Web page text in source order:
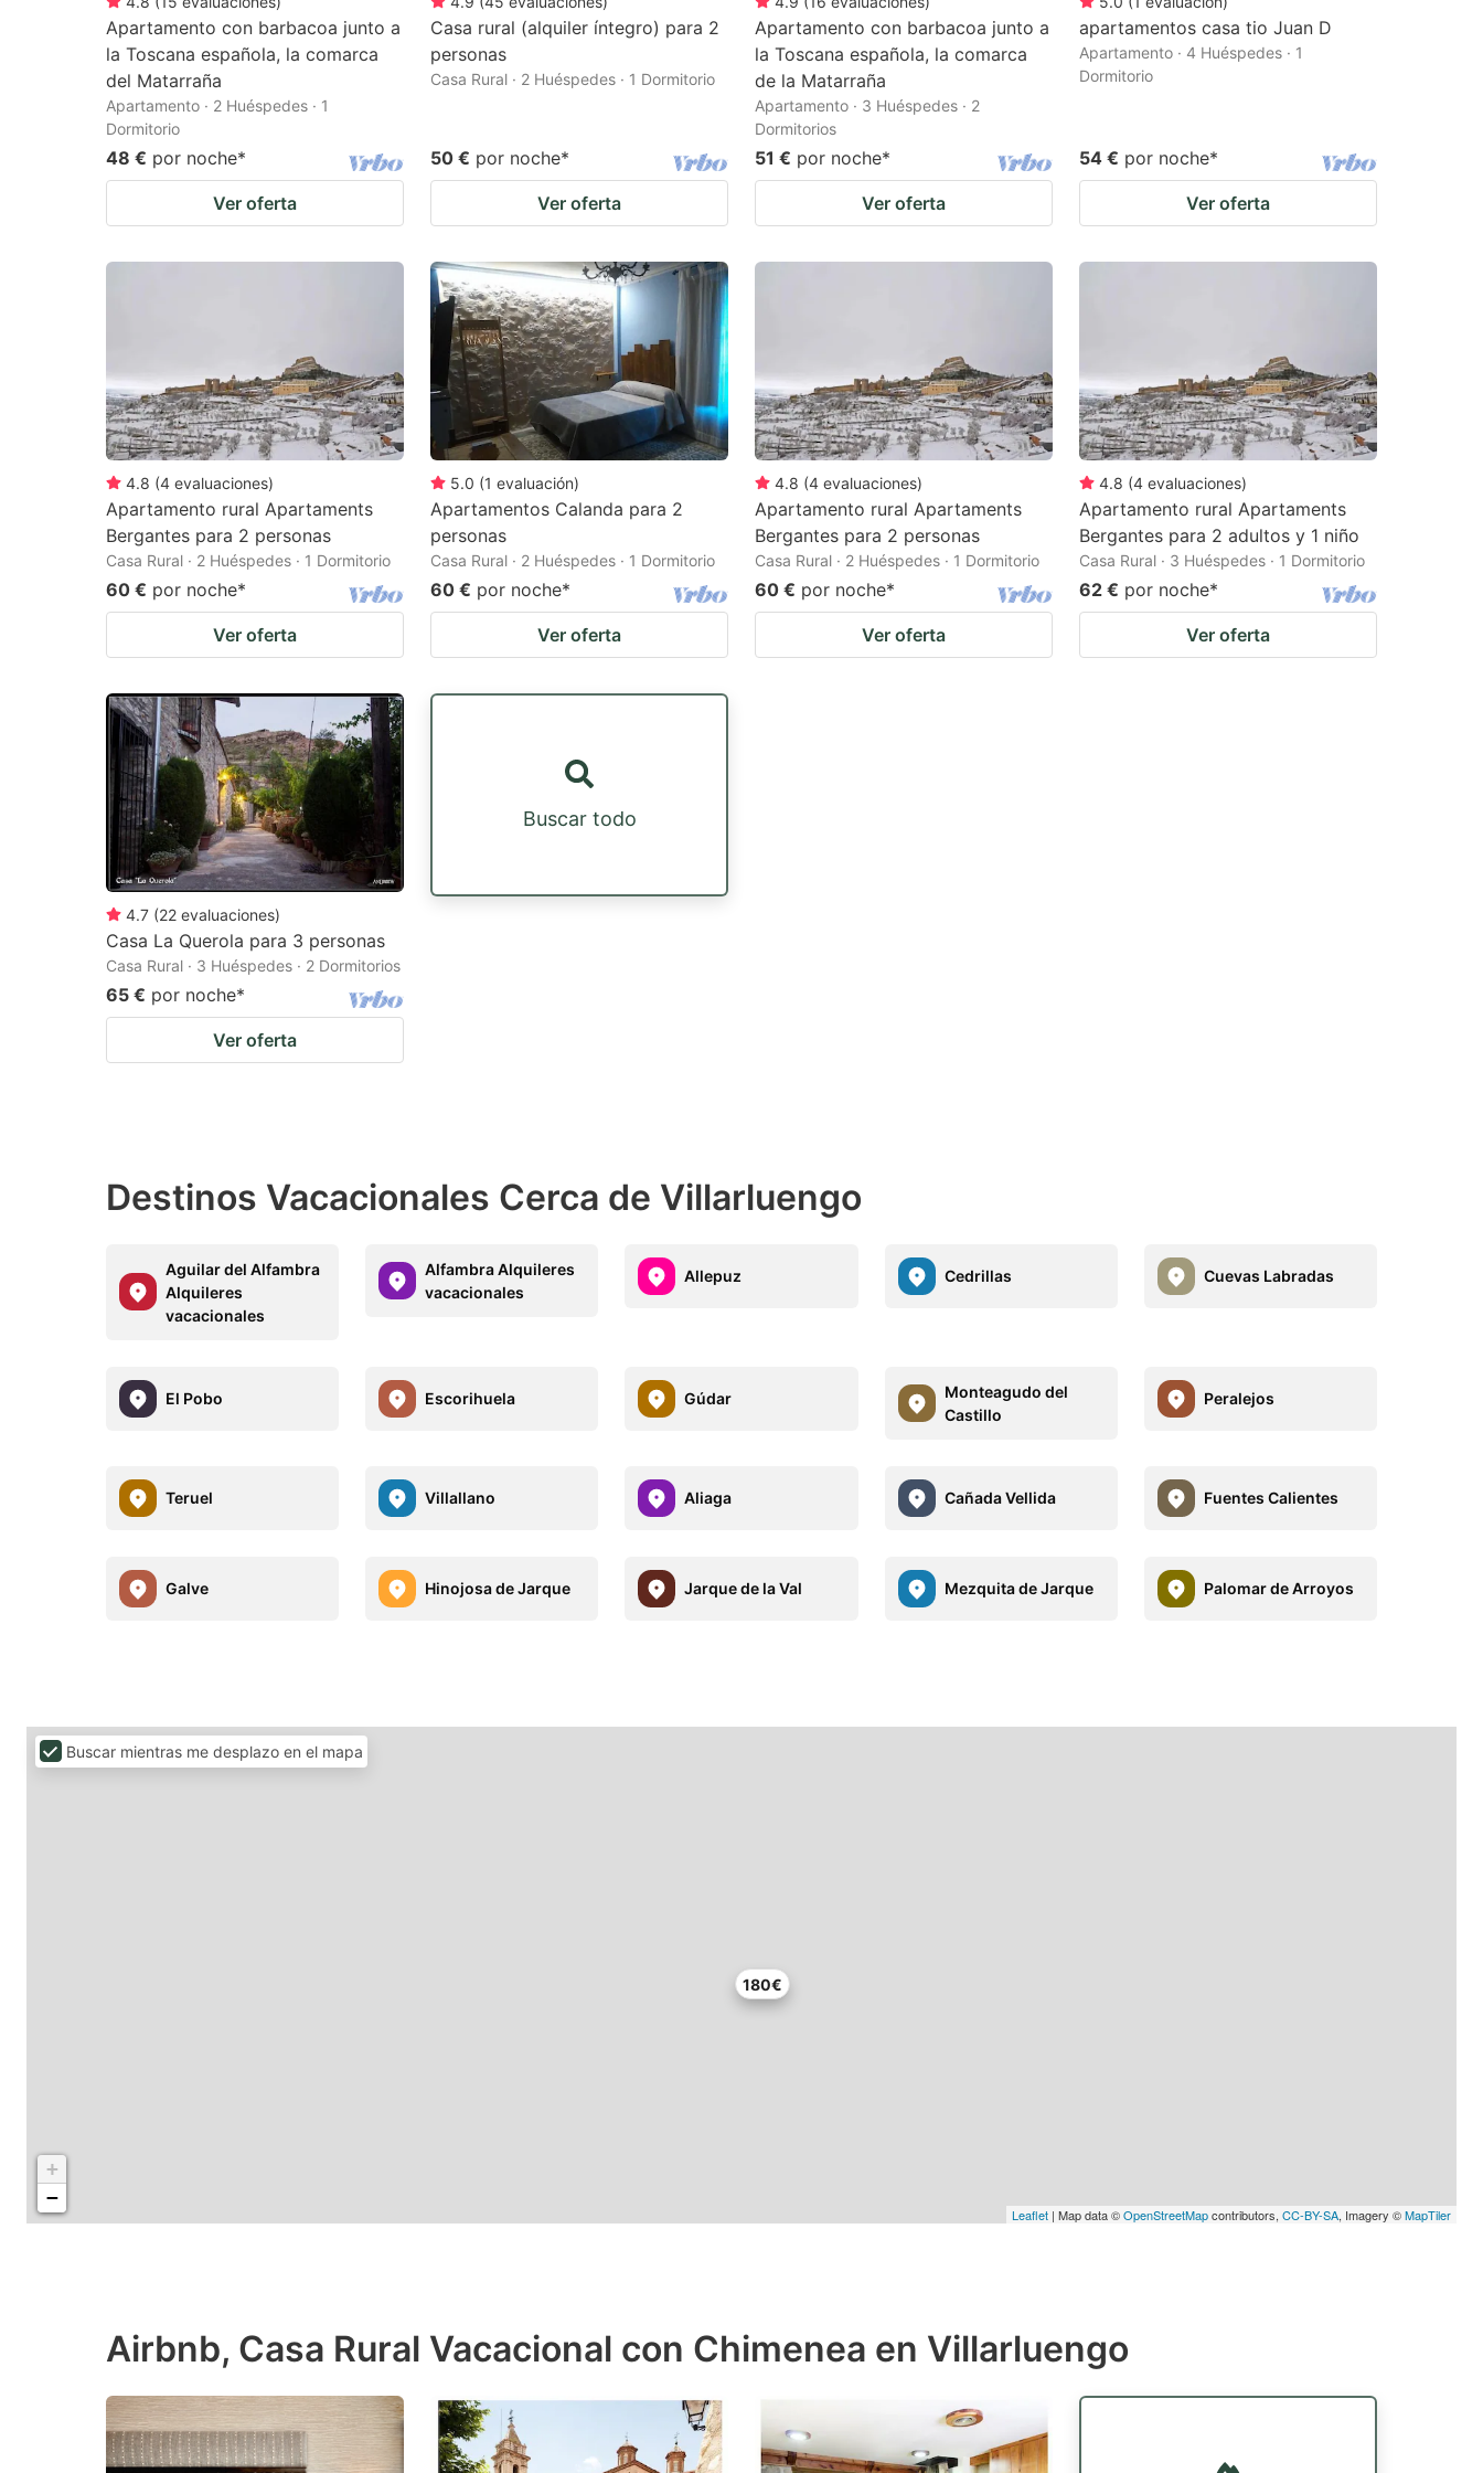
Apartamento con barbacoa junto a
la Toscana española, la comarca
del Matarraña
Apartamento · 2 Huéspedes · 1
Dormitorio
48 € por noche*
Ver oferta
Casa rural (alquiler íntegro) para 2
personas
Casa Rural · 2 Huéspedes · 1 Dormitorio
50 € por noche*
Ver oferta
Apartamento con barbacoa junto a
la Toscana española, la comarca
de la Matarraña
Apartamento · 3 Huéspedes · 2
Dormitorios
51 € por noche*
Ver oferta
apartamentos casa tio Juan D
Apartamento · 4 Huéspedes · 1
Dormitorio
54 € por noche*
Ver oferta
4.8 (4 evaluaciones)
Apartamento rural Apartaments
Bergantes para 2 personas
Casa Rural · 2 Huéspedes · 1 Dormitorio
60 € por noche*
Ver oferta
5.0 (1 evaluación)
Apartamentos Calanda para 2
personas
Casa Rural · 2 Huéspedes · 1 Dormitorio
60 € por noche*
Ver oferta
4.8 (4 evaluaciones)
Apartamento rural Apartaments
Bergantes para 2 personas
Casa Rural · 2 Huéspedes · 1 Dormitorio
60 € por noche*
Ver oferta
4.8 (4 evaluaciones)
Apartamento rural Apartaments
Bergantes para 2 adultos y 1 niño
Casa Rural · 3 Huéspedes · 1 Dormitorio
62 € por noche*
Ver oferta
4.7 (22 evaluaciones)
Casa La Querola para 3 personas
Casa Rural · 3 Huéspedes · 2 Dormitorios
65 € por noche*
Ver oferta
Buscar todo
Destinos Vacacionales Cerca de Villarluengo
Aguilar del Alfambra
Alquileres
vacacionales
Alfambra Alquileres
vacacionales
Allepuz Cedrillas Cuevas Labradas
El Pobo Escorihuela Gúdar
Monteagudo del
Castillo
Peralejos
Teruel Villallano Aliaga Cañada Vellida Fuentes Calientes
Galve Hinojosa de Jarque Jarque de la Val Mezquita de Jarque Palomar de Arroyos
180€
+
−
Leaflet | Map data ©OpenStreetMapcontributors, CC-BY-SA, Imagery ©MapTiler
Buscar mientras me desplazo en el mapa
Airbnb, Casa Rural Vacacional con Chimenea en Villarluengo